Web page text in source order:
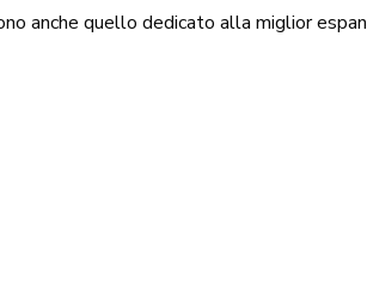
anche quello dedicato alla miglior